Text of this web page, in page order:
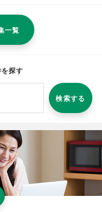
一覧
探す
検索する